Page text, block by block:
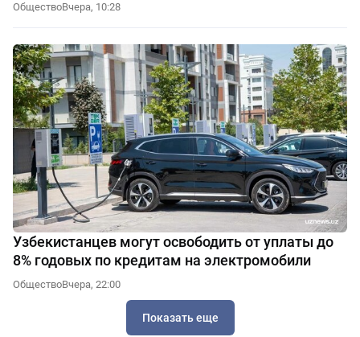
ОбществоВчера, 10:28
Узбекистанцев могут освободить от уплаты до
8% годовых по кредитам на электромобили
ОбществоВчера, 22:00
Показать еще